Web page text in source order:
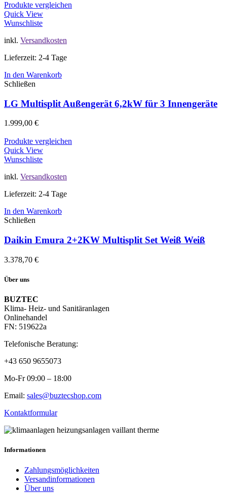
Produkte vergleichen
Quick View
Wunschliste
inkl. Versandkosten
Lieferzeit: 2-4 Tage
In den Warenkorb
Schließen
LG Multisplit Außengerät 6,2kW für 3 Innengeräte
1.999,00 €
Produkte vergleichen
Quick View
Wunschliste
inkl. Versandkosten
Lieferzeit: 2-4 Tage
In den Warenkorb
Schließen
Daikin Emura 2+2KW Multisplit Set Weiß Weiß
3.378,70 €
Über uns
BUZTEC
Klima- Heiz- und Sanitäranlagen
Onlinehandel
FN: 519622a
Telefonische Beratung:
+43 650 9655073
Mo-Fr 09:00 – 18:00
Email: sales@buztecshop.com
Kontaktformular
Informationen
Zahlungsmöglichkeiten
Versandinformationen
Über uns